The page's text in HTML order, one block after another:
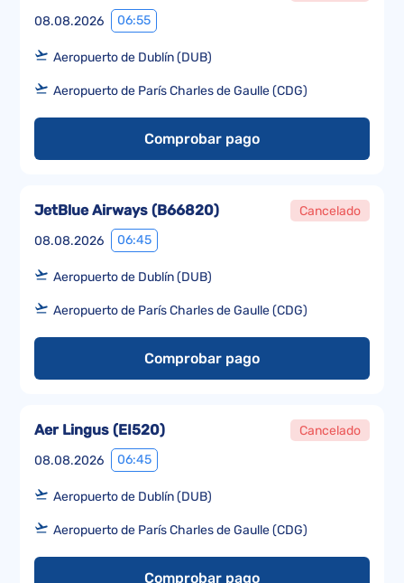
08.08.2026 06:55
Aeropuerto de Dublín (DUB)
Aeropuerto de París Charles de Gaulle (CDG)
Comprobar pago
08.08.2026 06:45
JetBlue Airways (B66820) Cancelado
Aeropuerto de Dublín (DUB)
Aeropuerto de París Charles de Gaulle (CDG)
Comprobar pago
08.08.2026 06:45
Aer Lingus (EI520) Cancelado
Aeropuerto de Dublín (DUB)
Aeropuerto de París Charles de Gaulle (CDG)
Comprobar pago